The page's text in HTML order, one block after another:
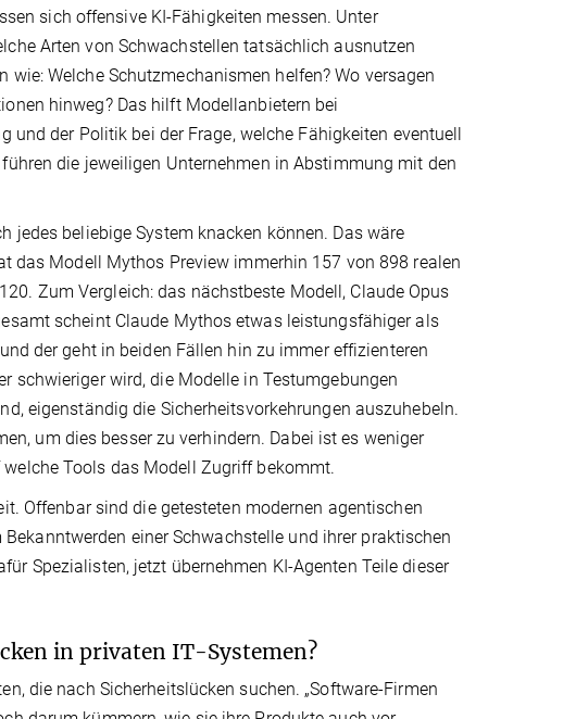
sich offensive KI-Fähigkeiten messen. Unter
Arten von Schwachstellen tatsächlich ausnutzen
Welche Schutzmechanismen helfen? Wo versagen
hinweg? Das hilft Modellanbietern bei
und der Politik bei der Frage, welche Fähigkeiten eventuell
die jeweiligen Unternehmen in Abstimmung mit den
jedes beliebige System knacken können. Das wäre
das Modell Mythos Preview immerhin 157 von 898 realen
Zum Vergleich: das nächstbeste Modell, Claude Opus
scheint Claude Mythos etwas leistungsfähiger als
der geht in beiden Fällen hin zu immer effizienteren
schwieriger wird, die Modelle in Testumgebungen
eigenständig die Sicherheitsvorkehrungen auszuhebeln.
um dies besser zu verhindern. Dabei ist es weniger
Tools das Modell Zugriff bekommt.
Offenbar sind die getesteten modernen agentischen
einer Schwachstelle und ihrer praktischen
Spezialisten, jetzt übernehmen KI-Agenten Teile dieser
in privaten IT-Systemen?
die nach Sicherheitslücken suchen. „Software-Firmen